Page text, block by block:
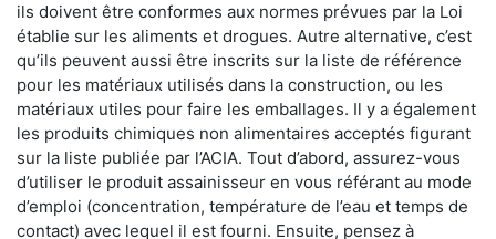
ils doivent être conformes aux normes prévues par la Loi
établie sur les aliments et drogues. Autre alternative, c’est
qu’ils peuvent aussi être inscrits sur la liste de référence
pour les matériaux utilisés dans la construction, ou les
matériaux utiles pour faire les emballages. Il y a également
les produits chimiques non alimentaires acceptés figurant
sur la liste publiée par l’ACIA. Tout d’abord, assurez-vous
d’utiliser le produit assainisseur en vous référant au mode
d’emploi (concentration, température de l’eau et temps de
contact) avec lequel il est fourni. Ensuite, pensez à